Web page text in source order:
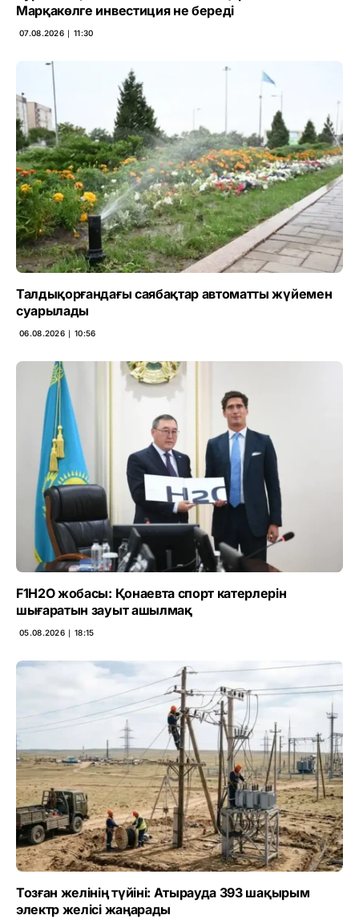
Марқакөлге инвестиция не береді
07.08.2026 ∣ 11:30
Талдықорғандағы саябақтар автоматты жүйемен
суарылады
06.08.2026 ∣ 10:56
F1H2O жобасы: Қонаевта спорт катерлерін
шығаратын зауыт ашылмақ
05.08.2026 ∣ 18:15
Тозған желінің түйіні: Атырауда 393 шақырым
электр желісі жаңарады